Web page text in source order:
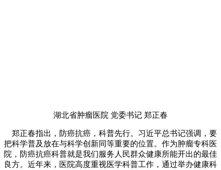
湖北省肿瘤医院 党委书记 郑正春
郑正春指出，防癌抗癌，科普先行。习近平总书记强调，要
把科学普及放在与科学创新同等重要的位置。作为肿瘤专科医
院，防癌抗癌科普就是我们服务人民群众健康所能开出的最佳
良方。近年来，医院高度重视医学科普工作，通过举办健康科